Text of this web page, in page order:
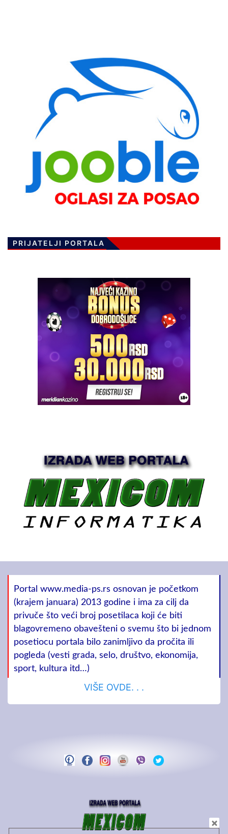
PRIJATELJI PORTALA
Portal www.media-ps.rs osnovan je početkom
(krajem januara) 2013 godine i ima za cilj da
privuče što veći broj posetilaca koji će biti
blagovremeno obavešteni o svemu što bi jednom
posetiocu portala bilo zanimljivo da pročita ili
pogleda (vesti grada, selo, društvo, ekonomija,
sport, kultura itd…)
VIŠE OVDE. . .